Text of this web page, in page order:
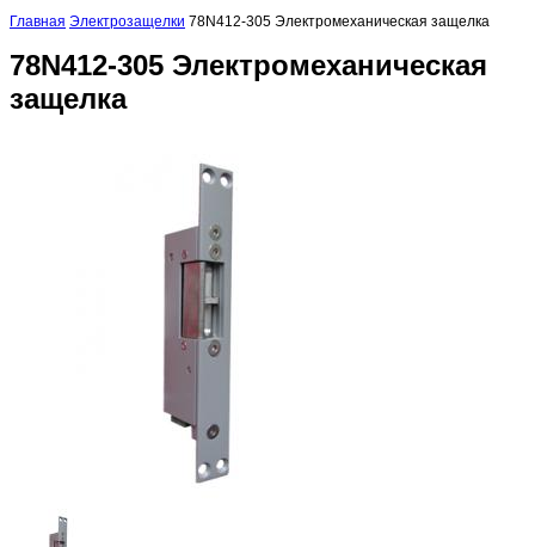
Главная Электрозащелки 78N412-305 Электромеханическая защелка
78N412-305 Электромеханическая
защелка